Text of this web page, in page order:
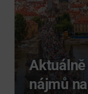
nájmů